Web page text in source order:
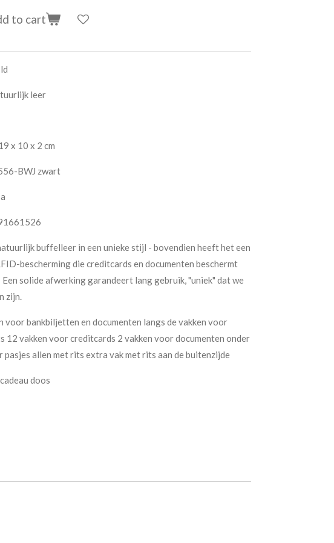
to cart
leer
x 10 x 2 cm
BWJ zwart
buffelleer in een unieke stijl - bovendien heeft het een
bescherming die creditcards en documenten beschermt
Een solide afwerking garandeert lang gebruik, "uniek" dat we
zijn.
voor bankbiljetten en documenten langs de vakken voor
12 vakken voor creditcards 2 vakken voor documenten onder
pasjes allen met rits extra vak met rits aan de buitenzijde
doos